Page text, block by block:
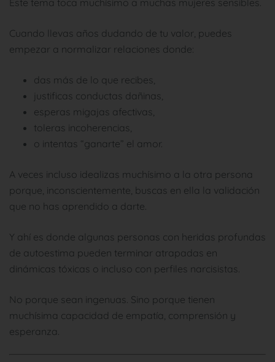
Cuando llevas años dudando de tu valor, puedes
empezar a normalizar relaciones donde:
das más de lo que recibes,
justificas conductas dañinas,
esperas migajas afectivas,
toleras incoherencias,
o intentas “ganarte” el amor.
A veces incluso idealizas muchísimo a la otra persona
porque, inconscientemente, buscas en ella la validación
que no has aprendido a darte.
Y ahí es donde algunas personas con heridas profundas
de autoestima pueden terminar atrapadas en
dinámicas tóxicas o incluso con perfiles narcisistas.
No porque sean ingenuas. Sino porque tienen
muchísima capacidad de empatía, comprensión y
esperanza.